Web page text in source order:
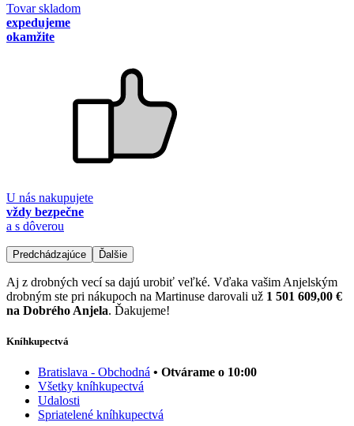
Tovar skladom
expedujeme
okamžite
U nás nakupujete
vždy bezpečne
a s dôverou
Predchádzajúce Ďalšie
Aj z drobných vecí sa dajú urobiť veľké. Vďaka vašim Anjelským
drobným ste pri nákupoch na Martinuse darovali už 1 501 609,00 €
na Dobrého Anjela. Ďakujeme!
Kníhkupectvá
Bratislava - Obchodná • Otvárame o 10:00
Všetky kníhkupectvá
Udalosti
Spriatelené kníhkupectvá